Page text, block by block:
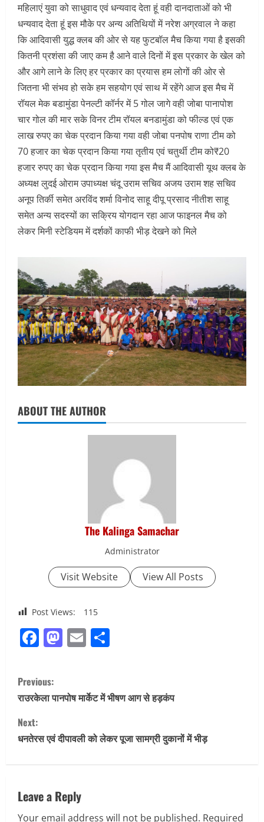
महिलाएं युवा को साधुवाद एवं धन्यवाद देता हूं वही दानदाताओं को भी
धन्यवाद देता हूं इस मौके पर अन्य अतिथियों में नरेश अग्रवाल ने कहा
कि आदिवासी युद्ध क्लब की ओर से यह फुटबॉल मैच किया गया है इसकी
कितनी प्रशंसा की जाए कम है आने वाले दिनों में इस प्रकार के खेल को
और आगे लाने के लिए हर प्रकार का प्रयास हम लोगों की ओर से
जितना भी संभव हो सके हम सहयोग एवं साथ में रहेंगे आज इस मैच में
रॉयल मेक बडामुंडा पेनल्टी कॉर्नर में 5 गोल जागे वही जोबा पानापोश
चार गोल की मार सके विनर टीम रॉयल बनडामुंडा को फील्ड एवं एक
लाख रुपए का चेक प्रदान किया गया वही जोबा पनपोष राणा टीम को
70 हजार का चेक प्रदान किया गया तृतीय एवं चतुर्थी टीम को₹20
हजार रुपए का चेक प्रदान किया गया इस मैच मैं आदिवासी यूथ क्लब के
अध्यक्ष लुदई ओराम उपाध्यक्ष चंदू उराम सचिव अजय उराम शह सचिव
अनूप तिर्की समेत अरविंद शर्मा विनोद साहू दीपू प्रसाद नीतीश साहू
समेत अन्य सदस्यों का सक्रिय योगदान रहा आज फाइनल मैच को
लेकर मिनी स्टेडियम में दर्शकों काफी भीड़ देखने को मिले
ABOUT THE AUTHOR
The Kalinga Samachar
Administrator
Visit Website View All Posts
Post Views: 115
Facebook
Mastodon
Email
C
o
n
t
n
Previous:
राउरकेला पानपोष मार्केट में भीषण आग से हड़कंप
Next:
धनतेरस एवं दीपावली को लेकर पूजा सामग्री दुकानों में भीड़
Leave a Reply
Your email address will not be published. Required